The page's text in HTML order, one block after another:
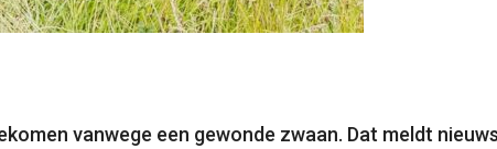
vanwege een gewonde zwaan. Dat meldt